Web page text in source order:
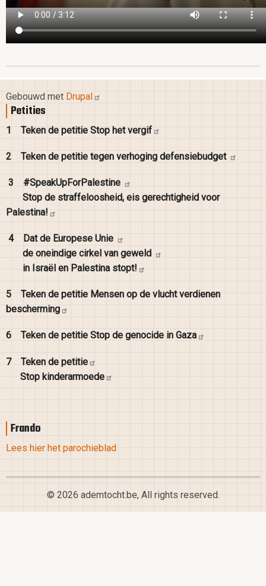
Gebouwd met Drupal
Petities
1 Teken de petitie Stop hetvergif
2 Teken de petitie tegen verhoging defensiebudget
3
#SpeakUpForPalestine
Stop de straffeloosheid, eis gerechtigheid voor
Palestina!
4 Dat de Europese Unie
de oneindige cirkel van geweld
in Israël en Palestina stopt!
5 Teken de petitie Mensen op de vlucht verdienen
bescherming
6 Teken de petitie Stop de genocide in Gaza
7 Teken de petitie
Stop kinderarmoede
Frando
Lees hier het parochieblad
© 2026 ademtocht.be, All rights reserved.